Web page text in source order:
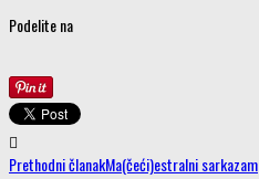
Podelite na
Prethodni članakMa(čeći)estralni sarkazam